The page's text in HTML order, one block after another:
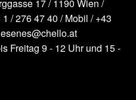
17 / 1190 Wien /
1 / 276 47 40 / Mobil /+43
Freitag 9 - 12 Uhr und 15 -